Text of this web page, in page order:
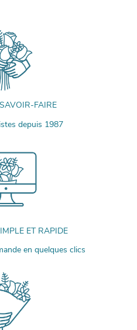
FAIRE
depuis 1987
ET RAPIDE
en quelques clics